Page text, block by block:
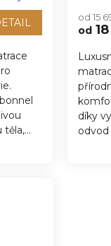
od 15
od
díky